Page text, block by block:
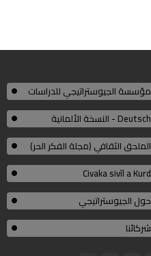
مؤسسة الجيوستراتيجي للدراسات
Deutsch - النسخة الألمانية
الملحق الثقافي (مجلة الفكر الحر)
Civaka sivîl a Kurd
حول الجيوستراتيجي
شركائنا